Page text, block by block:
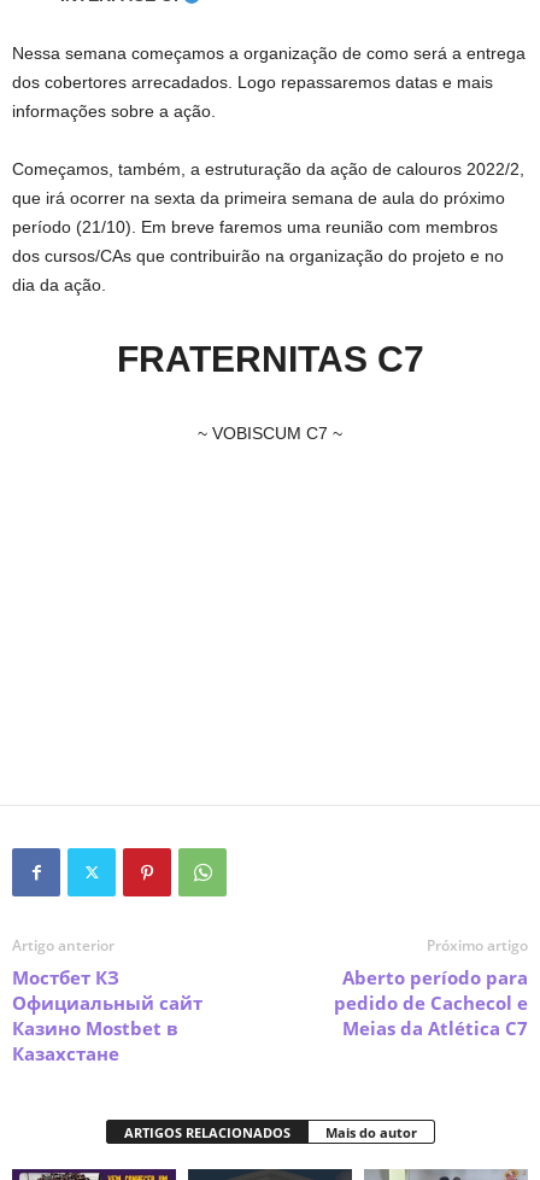
Nessa semana começamos a organização de como será a entrega
dos cobertores arrecadados. Logo repassaremos datas e mais
informações sobre a ação.
Começamos, também, a estruturação da ação de calouros 2022/2,
que irá ocorrer na sexta da primeira semana de aula do próximo
período (21/10). Em breve faremos uma reunião com membros
dos cursos/CAs que contribuirão na organização do projeto e no
dia da ação.
FRATERNITAS C7
~ VOBISCUM C7 ~
Artigo anterior
Мостбет КЗ
Официальный сайт
Казино Mostbet в
Казахстане
Próximo artigo
Aberto período para
pedido de Cachecol e
Meias da Atlética C7
ARTIGOS RELACIONADOS Mais do autor